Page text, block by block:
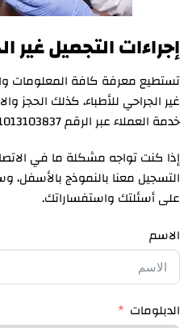
إجراءات التجميل غير
تستطيع معرفة كافة المعلومات
غير الجراحي للأطباء، كذلك الحجز
خدمة العملاء عبر الرقم 01013103837.
إذا كنت تواجه مشكلة ما في
التسجيل معنا بالنموذج بالأسفل،
على أسئلتك واستفساراتك.
الاسم
الدبلومات